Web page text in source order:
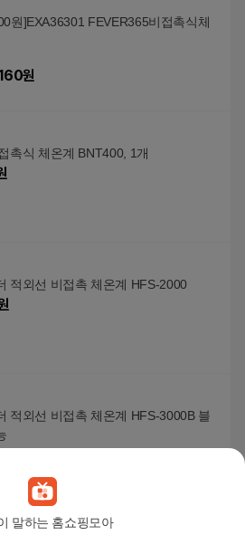
말하는 홈쇼핑모아
원]EXA36301 FEVER365비접촉식체
원
촉식 체온계 BNT400, 1개
적외선 비접촉 체온계 HFS-2000
적외선 비접촉 체온계 HFS-3000B 블